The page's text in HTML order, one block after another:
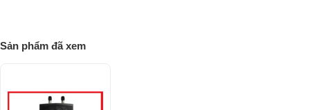
Sản phẩm đã xem